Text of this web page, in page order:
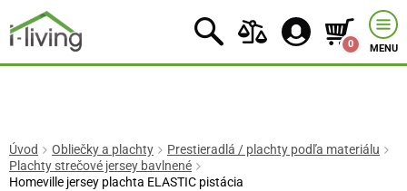
0 MENU
Úvod Obliečky a plachty
Prestieradlá / plachty podľa materiálu
Plachty strečové jersey bavlnené
Homeville jersey plachta ELASTIC pistácia